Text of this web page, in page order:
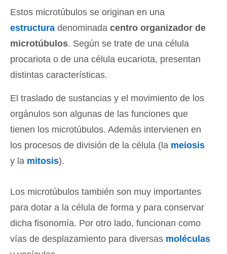
Estos microtúbulos se originan en una
estructura denominada centro organizador de
microtúbulos. Según se trate de una célula
procariota o de una célula eucariota, presentan
distintas características.
El traslado de sustancias y el movimiento de los
orgánulos son algunas de las funciones que
tienen los microtúbulos. Además intervienen en
los procesos de división de la célula (la meiosis
y la mitosis).
Los microtúbulos también son muy importantes
para dotar a la célula de forma y para conservar
dicha fisonomía. Por otro lado, funcionan como
vías de desplazamiento para diversas moléculas